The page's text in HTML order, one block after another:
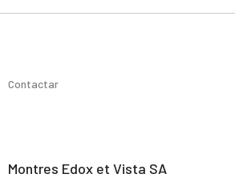
Contactar
Montres Edox et Vista SA